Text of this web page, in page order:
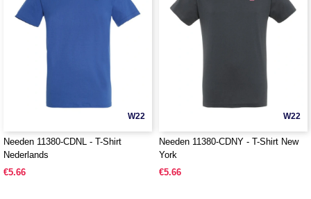
W22
Needen 11380-CDNL - T-Shirt
Nederlands
€5.66
W22
Needen 11380-CDNY - T-Shirt New
York
€5.66